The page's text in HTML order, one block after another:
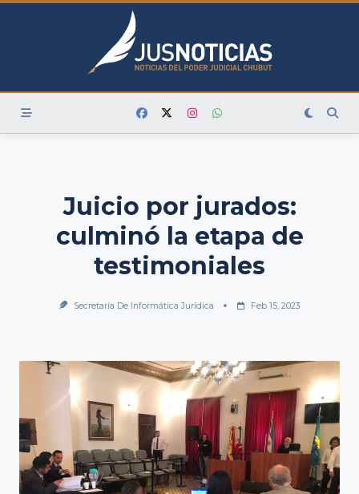
Skip
Juicio por jurados:
culminó la etapa de
testimoniales
Secretaría De Informática Jurídica Feb 15, 2023